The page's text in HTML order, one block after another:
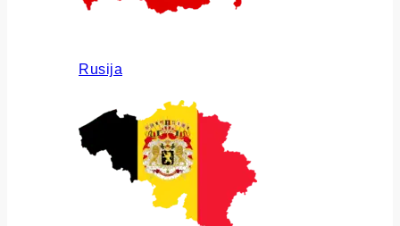
Rusija